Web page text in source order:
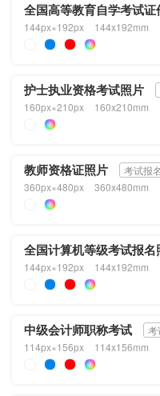
全国高等教育自学考试证
144px×192px
144x192mm
护士执业资格考试照片
160px×210px
160x210mm
教师资格证照片
考试报
360px×480px
360x480mm
全国计算机等级考试报名
144px×192px
144x192mm
中级会计师职称考试
考
114px×156px
114x156mm